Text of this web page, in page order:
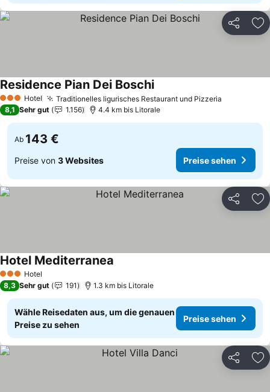
Teilen
3 SterneHotel Traditionelles ligurisches Restaurant und Pizzeria
Residence Pian Dei BoschiPreise sehen
8,1 Sehr gut 1.156 4.4 km bis Litorale
Ab 143 €
Preise von 3 Websites Preise sehen
Teilen
3 SterneHotel
Hotel Mediterranea
8,3 Sehr gut 191 1.3 km bis Litorale
Wähle Reisedaten aus, um die genauen
Preise zu sehen
Preise sehen
Teilen